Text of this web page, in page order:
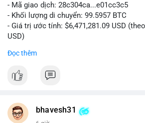
- Mã giao dịch: 28c304ca...e01cc3c5
- Khối lượng di chuyển: 99.5957 BTC
- Giá trị ước tính: $6,471,281.09 USD
USD)
giá hơn 6.47 triệu USD, cho thấy dấu
thanh khoản hoặc bán, hoặc chuyển sang
dài hạn. Việc giao dịch chưa được xác
Đọc thêm
bhavesh31